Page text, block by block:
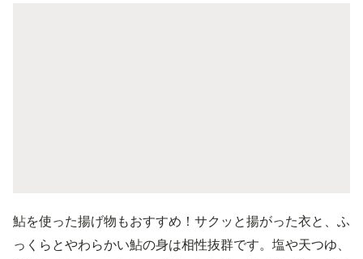
鮎を使った揚げ物もおすすめ！サクッと揚がった衣と、ふ
っくらとやわらかい鮎の身は相性抜群です。塩や天つゆ、